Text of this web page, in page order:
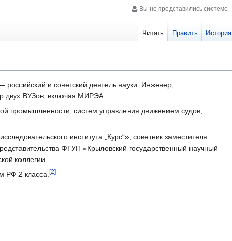
российский и советский деятель науки. Инженер,
двух ВУЗов, включая МИРЭА.
промышленности, систем управления движением судов,
института „Курс“», советник заместителя
ФГУП «Крыловский государственный научный
коллегии.
РФ 2 класса.[2]
Вы не представились системе
Читать Править История